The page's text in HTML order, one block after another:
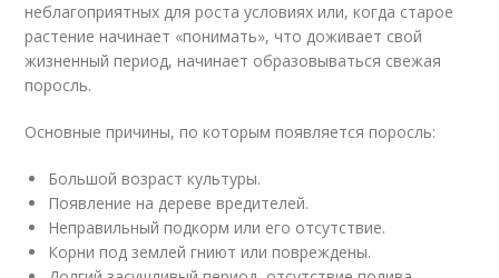
неблагоприятных для роста условиях или, когда старое
растение начинает «понимать», что доживает свой
жизненный период, начинает образовываться свежая
поросль.
Основные причины, по которым появляется поросль:
Большой возраст культуры.
Появление на дереве вредителей.
Неправильный подкорм или его отсутствие.
Корни под землей гниют или повреждены.